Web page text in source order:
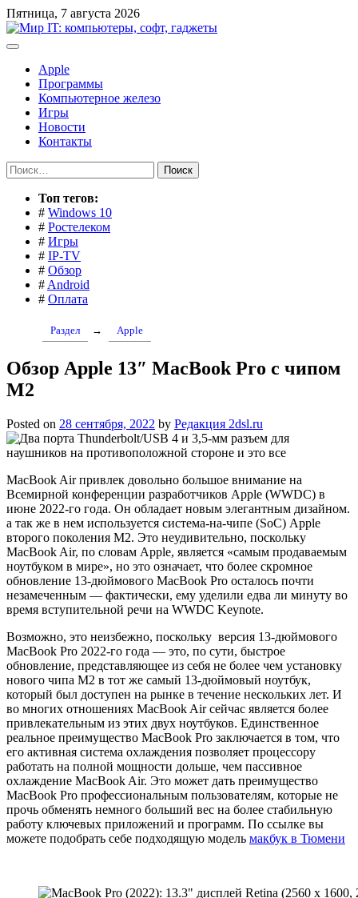
Перейти
к
содержимому
Пятница, 7 августа 2026
Apple
Программы
Компьютерное железо
Игры
Новости
Контакты
Найти:
Toп тегов:
# Windows 10
# Ростелеком
# Игры
# IP-TV
# Обзор
# Android
# Оплата
Раздел → Apple
Обзор Apple 13″ MacBook Pro с чипом
M2
Posted on 28 сентября, 2022 by Редакция 2dsl.ru
MacBook Air привлек довольно большое внимание на
Всемирной конференции разработчиков Apple (WWDC) в
июне 2022-го года. Он обладает новым элегантным дизайном.
а так же в нем используется система-на-чипе (SoC) Apple
второго поколения M2. Это неудивительно, поскольку
MacBook Air, по словам Apple, является «самым продаваемым
ноутбуком в мире», но это означает, что более скромное
обновление 13-дюймового MacBook Pro осталось почти
незамеченным — фактически, ему уделили едва ли минуту во
время вступительной речи на WWDC Keynote.
Возможно, это неизбежно, поскольку версия 13-дюймового
MacBook Pro 2022-го года — это, по сути, быстрое
обновление, представляющее из себя не более чем установку
нового чипа M2 в тот же самый 13-дюймовый ноутбук,
который был доступен на рынке в течение нескольких лет. И
во многих отношениях MacBook Air сейчас является более
привлекательным из этих двух ноутбуков. Единственное
реальное преимущество MacBook Pro заключается в том, что
его активная система охлаждения позволяет процессору
работать на полной мощности дольше, чем пассивное
охлаждение MacBook Air. Это может дать преимущество
MacBook Pro профессиональным пользователям, которые не
прочь обменять немного больший вес на более стабильную
работу ключевых приложений и программ. По ссылке вы
можете подобрать себе подходящую модель макбук в Тюмени